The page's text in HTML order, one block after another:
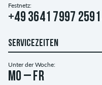
Festnetz:
+49 3641 7997 2591
SERVICEZEITEN
Unter der Woche:
Mo – Fr